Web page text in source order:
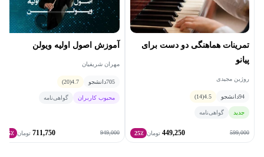
تمرینات هماهنگی دو دست برای
پیانو
روژین مجیدی
94دانشجو 4.5
(14)
جدید گواهی‌نامه
599,000
449,250 تومان 25٪
آموزش اصول اولیه ویولن
مهران شریفیان
705دانشجو 4.7
(20)
محبوب کاربران گواهی‌نامه
949,000
711,750 تومان 25٪